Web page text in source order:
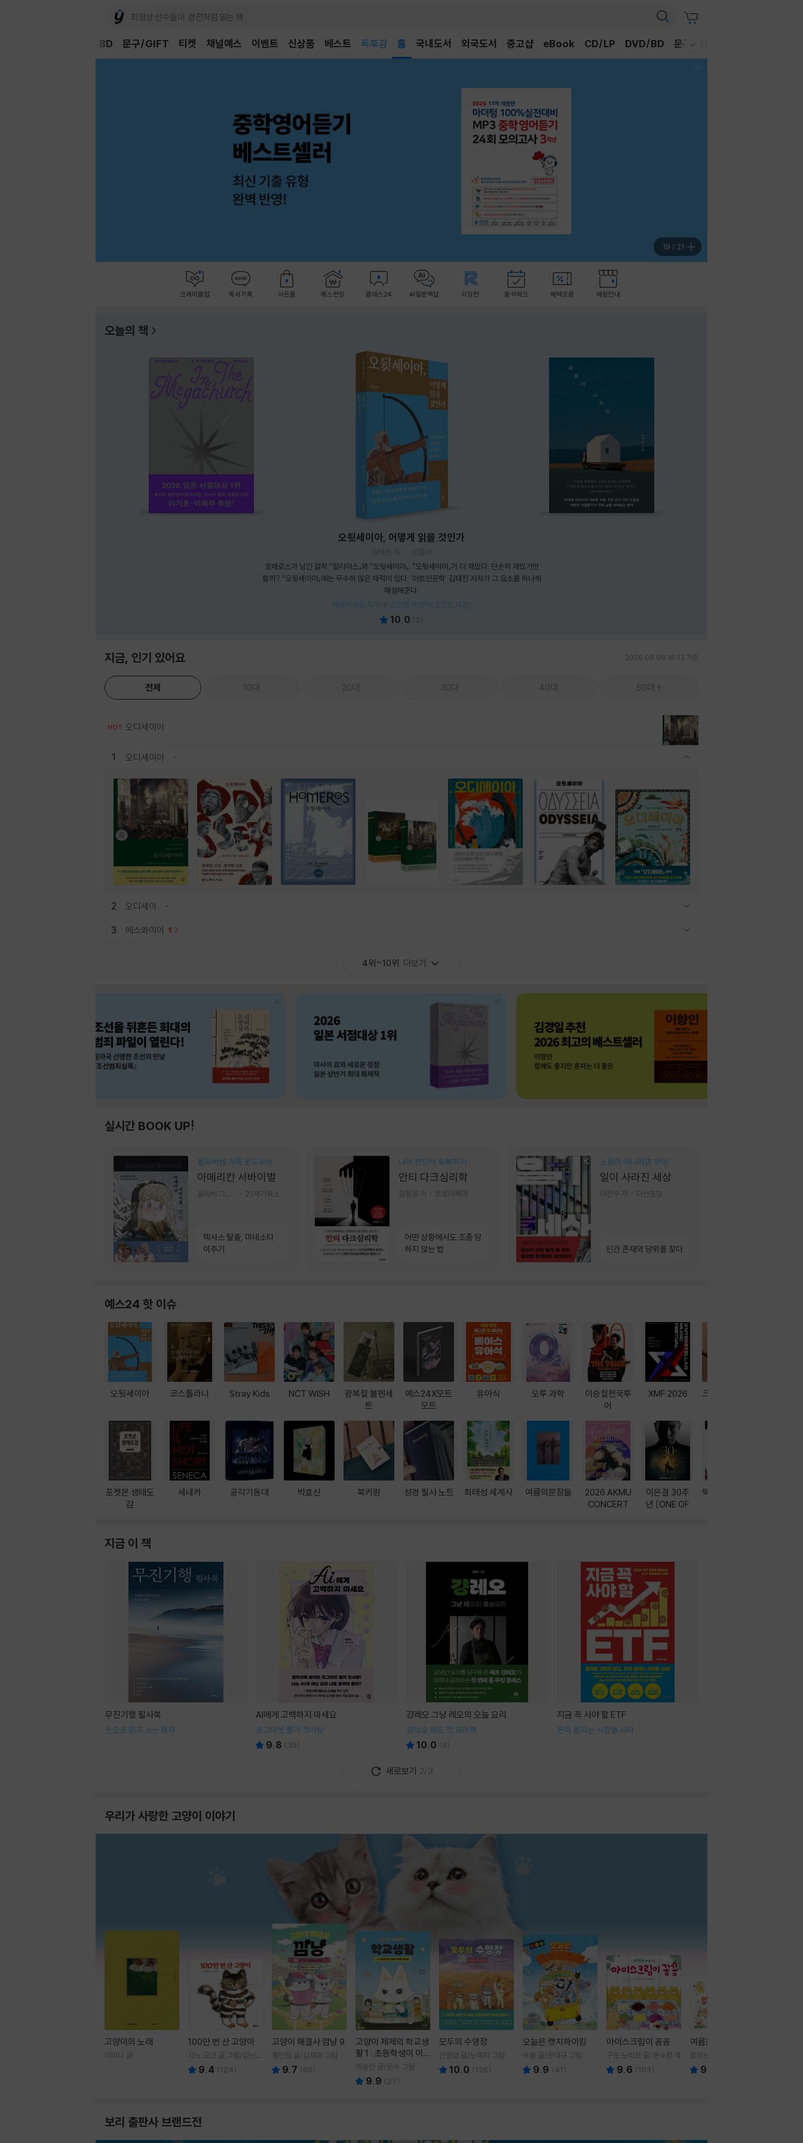
채널예스 이벤트 신상품 베스트
어린이
독후감
홈 국내도서 외국도서 중고샵 eBook CD/LP DVD/BD 문구/GIFT
DVD/BD 문구/GIFT 티켓
19 / 21
크레마클럽 독서기록 사은품 예스펀딩 클래스24 AI일문백답 리딩런 출석체크 혜택모음 매장안내
오늘의 책
오뒷세이아, 어떻게 읽을 것인가
김태진 저
민음사
호메로스가 남긴 걸작 『일리아스』와 『오뒷세이아』. 『오뒷세이아』가 더 재밌다. 단순히 재밌기만
할까? 『오뒷세이아』에는 무수히 많은 매력이 있다. '아트인문학' 김태진 저자가 그 요소를 하나씩
해설해준다.
제로퍼제로 독서대/스트랩 에코백(포인트 차감)
10.0 ( 2)
지금, 인기 있어요 2026.08.08 16:13 기준
전체 10대 20대 30대 40대 50대
HOT 오디세이아
1 오디세이아
2 오디세이
3 에스콰이어 3
4위~10위 더보기
실시간 BOOK UP!
올리버쌤 가족 로드무비
아메리칸 서바이벌
21세기북스
텍사스 탈출, 미네소타
이주기
나의 판단력 회복하기
안티 다크심리학
임철웅 저 트로이목마
어떤 상황에서도 조종 당
하지 않는 법
노동이 아니라면 무엇
일이 사라진 세상
이진우 저 다산초당
인간 존재의 당위를 찾다
예스24 핫 이슈
오뒷세이아
포켓몬 생태도
감
코스톨라니
세네카
Stray Kids
공각기동대
NCT WISH
박효신
광복절 볼펜세
트
북키링
예스24X모트
모트
성경 필사 노트
유아식
최태성 세계사
오투 과학
여름의문장들
이승철전국투
어
2026 AKMU
CONCERT
XMF 2026
이은결 30주
년 [ONE OF
크레마 이북 리
뚝딱! AI 3대장
지금 이 책
무진기행 필사북
손으로 읽고 쓰는 명작
AI에게 고백하지 마세요
로그아웃 불가 첫사랑
9.8 ( 35)
걍레오 그냥 레오의 오늘 요리
강레오 셰프 첫 요리책
10.0 (8)
지금 꼭 사야 할 ETF
돈이 몰리는 시장을 사라
새로보기 2/3
우리가 사랑한 고양이 이야기
고양이의 노래
이미나 글
100만 번 산 고양이
사노 요코 글,그림/김난주
역 9.4 (124)
고양이 해결사 깜냥 9
홍민정 글/김재희 그림
9.7 (60)
고양이 제제의 학교생
활 1 : 초등학생이 이
렇게 힘들 줄이야
이승민 글/온수 그림
9.9 ( 27)
모두의 수영장
신현경 글/노예지 그림
10.0 (126)
오늘은 캣치하이킹
서율 글/윤태규 그림
9.9 (41 )
아이스크림이 꽁꽁
구도 노리코 글/윤수정 역
9.6 (103)
여름을 부탁해
토마쓰리 글그림
9.8
보리 출판사 브랜드전